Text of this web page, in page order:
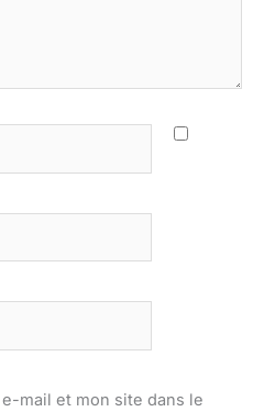
mail et mon site dans le